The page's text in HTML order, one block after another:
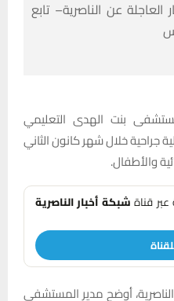
عن الناصرية– تابع
بنت الهدى التعليمي
والأطفال إجراء 1066 عملية جراحية خلال شهر كانون الثاني
والأطفال.
قناةشبكة أخبار الناصرية
أوضح مدير المستشفى